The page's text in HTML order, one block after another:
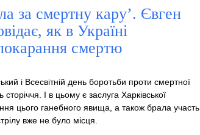
за смертну кару’. Євген
як в Україні
смертю
і Всесвітній день боротьби проти смертної
І в цьому є заслуга Харківської
цього ганебного явища, а також брала участь
вже не було місця.